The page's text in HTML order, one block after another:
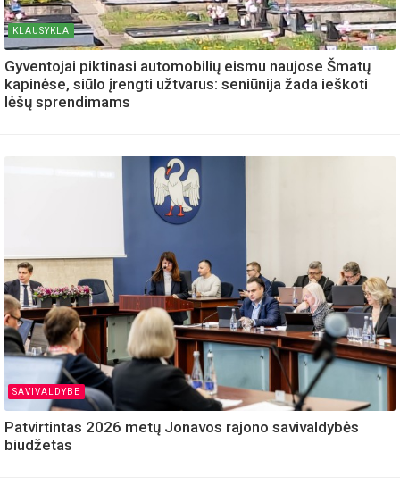
KLAUSYKLA
Gyventojai piktinasi automobilių eismu naujose Šmatų
kapinėse, siūlo įrengti užtvarus: seniūnija žada ieškoti
lėšų sprendimams
SAVIVALDYBE
Patvirtintas 2026 metų Jonavos rajono savivaldybės
biudžetas